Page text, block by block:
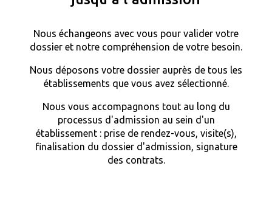
Nous échangeons avec vous pour valider votre
dossier et notre compréhension de votre besoin.
Nous déposons votre dossier auprès de tous les
établissements que vous avez sélectionné.
Nous vous accompagnons tout au long du
processus d'admission au sein d'un
établissement : prise de rendez-vous, visite(s),
finalisation du dossier d'admission, signature
des contrats.